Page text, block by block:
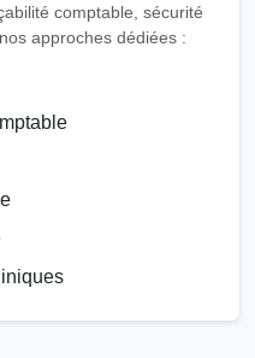
comptable, sécurité
approches dédiées :